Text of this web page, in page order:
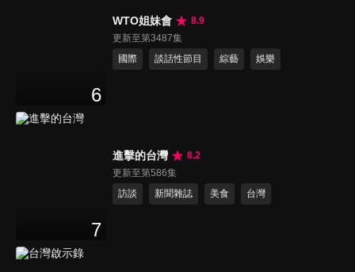
6
WTO姐妹會
8.9
更新至第3487集
國際
談話性節目 綜藝 娛樂
7
進擊的台灣
8.2
更新至第586集
訪談
新聞雜誌 美食 台灣